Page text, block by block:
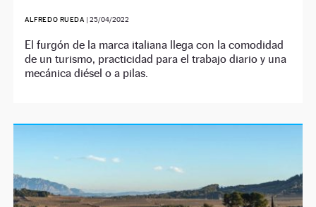
ALFREDO RUEDA | 25/04/2022
El furgón de la marca italiana llega con la comodidad
de un turismo, practicidad para el trabajo diario y una
mecánica diésel o a pilas.